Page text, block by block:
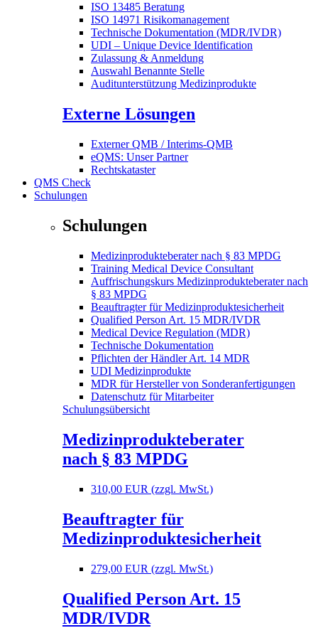
ISO 13485 Beratung
ISO 14971 Risikomanagement
Technische Dokumentation (MDR/IVDR)
UDI – Unique Device Identification
Zulassung & Anmeldung
Auswahl Benannte Stelle
Auditunterstützung Medizinprodukte
Externe Lösungen
Externer QMB / Interims-QMB
eQMS: Unser Partner
Rechtskataster
QMS Check
Schulungen
Schulungen
Medizinprodukteberater nach § 83 MPDG
Training Medical Device Consultant
Auffrischungskurs Medizinprodukteberater nach
§ 83 MPDG
Beauftragter für Medizinproduktesicherheit
Qualified Person Art. 15 MDR/IVDR
Medical Device Regulation (MDR)
Technische Dokumentation
Pflichten der Händler Art. 14 MDR
UDI Medizinprodukte
MDR für Hersteller von Sonderanfertigungen
Datenschutz für Mitarbeiter
Schulungsübersicht
Medizinprodukteberater
nach § 83 MPDG
310,00 EUR (zzgl. MwSt.)
Beauftragter für
Medizinproduktesicherheit
279,00 EUR (zzgl. MwSt.)
Qualified Person Art. 15
MDR/IVDR